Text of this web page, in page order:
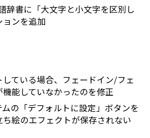
辞書に「大文字と小文字を区別し
ョンを追加
している場合、フェードイン/フェ
能していなかったのを修正
の「デフォルトに設定」ボタンを
絵のエフェクトが保存されない